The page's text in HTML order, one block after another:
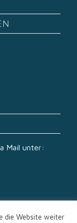
Mail unter:
die Website weiter